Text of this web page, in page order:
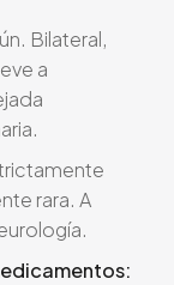
Bilateral,
a
rara. A